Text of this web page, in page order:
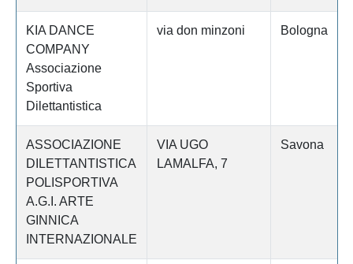
KIA DANCE
COMPANY
Associazione
Sportiva
Dilettantistica
via don minzoni Bologna
ASSOCIAZIONE
DILETTANTISTICA
POLISPORTIVA
A.G.I. ARTE
GINNICA
INTERNAZIONALE
VIA UGO
LAMALFA, 7
Savona